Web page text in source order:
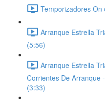
Temporizadores On
Arranque Estrella
(5:56)
Arranque Estrella
Corrientes De Arranque
(3:33)